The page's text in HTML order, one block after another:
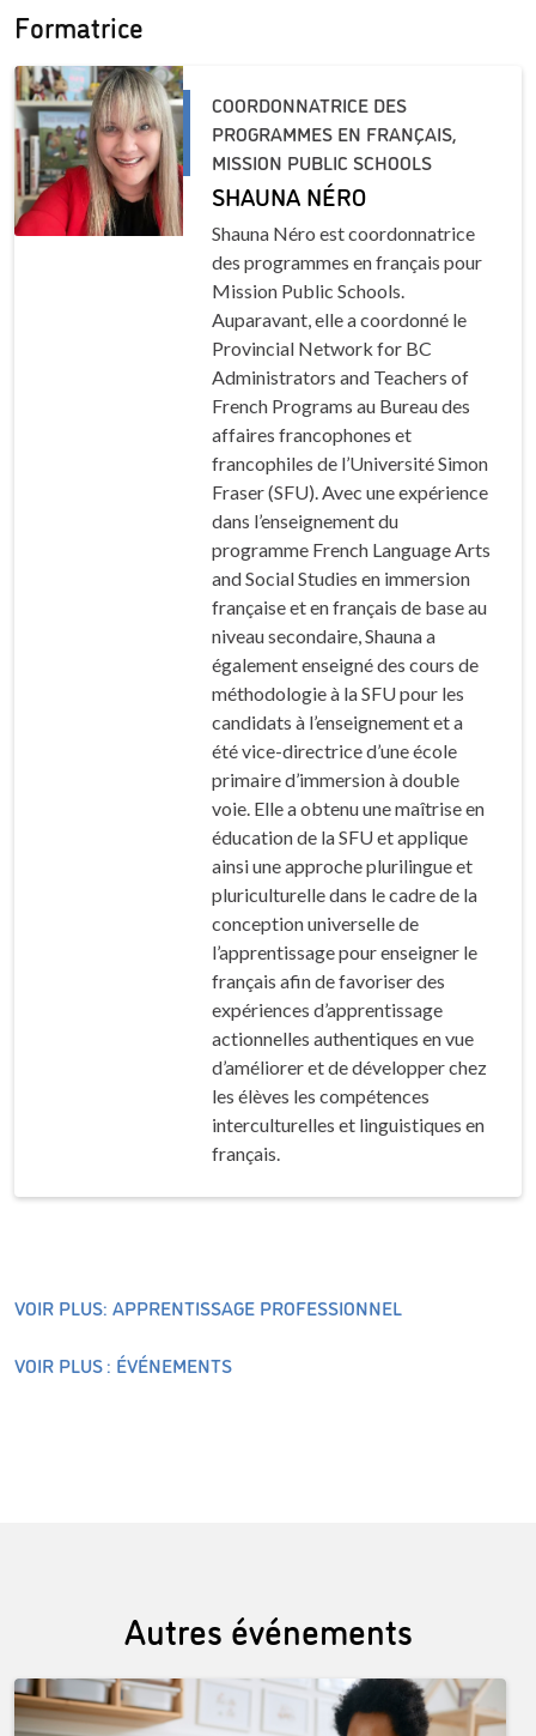
Formatrice
COORDONNATRICE DES
PROGRAMMES EN FRANÇAIS,
MISSION PUBLIC SCHOOLS
SHAUNA NÉRO
Shauna Néro est coordonnatrice
des programmes en français pour
Mission Public Schools.
Auparavant, elle a coordonné le
Provincial Network for BC
Administrators and Teachers of
French Programs au Bureau des
affaires francophones et
francophiles de l’Université Simon
Fraser (SFU). Avec une expérience
dans l’enseignement du
programme French Language Arts
and Social Studies en immersion
française et en français de base au
niveau secondaire, Shauna a
également enseigné des cours de
méthodologie à la SFU pour les
candidats à l’enseignement et a
été vice-directrice d’une école
primaire d’immersion à double
voie. Elle a obtenu une maîtrise en
éducation de la SFU et applique
ainsi une approche plurilingue et
pluriculturelle dans le cadre de la
conception universelle de
l’apprentissage pour enseigner le
français afin de favoriser des
expériences d’apprentissage
actionnelles authentiques en vue
d’améliorer et de développer chez
les élèves les compétences
interculturelles et linguistiques en
français.
VOIR PLUS: APPRENTISSAGE PROFESSIONNEL
VOIR PLUS : ÉVÉNEMENTS
Autres événements